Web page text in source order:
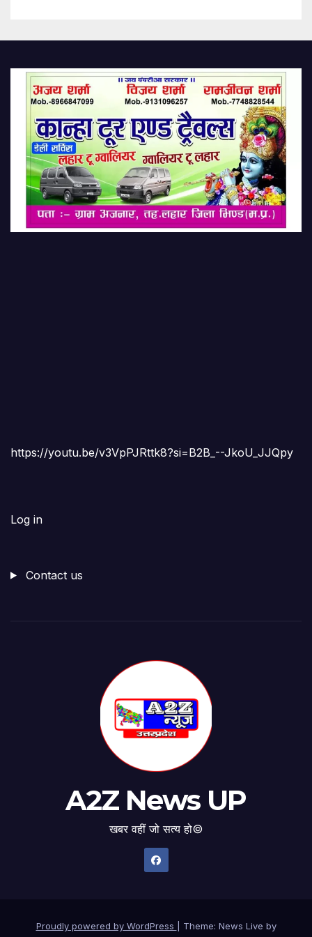
https://youtu.be/v3VpPJRttk8?si=B2B_--JkoU_JJQpy
Log in
Contact us
A2Z News UP
खबर वहीं जो सत्य हो©
Proudly powered by WordPress Theme: News Live by